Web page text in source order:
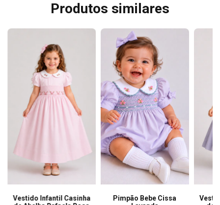
Produtos similares
Vestido Infantil Casinha
Pimpão Bebe Cissa